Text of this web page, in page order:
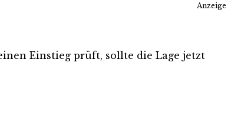
Anzeige
Einstieg prüft, sollte die Lage jetzt